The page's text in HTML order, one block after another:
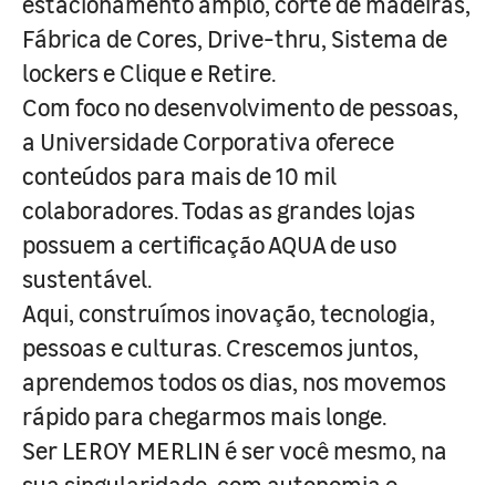
Fábrica de Cores, Drive-thru, Sistema de
lockers e Clique e Retire.
Com foco no desenvolvimento de pessoas,
a Universidade Corporativa oferece
conteúdos para mais de 10 mil
colaboradores. Todas as grandes lojas
possuem a certificação AQUA de uso
sustentável.
Aqui, construímos inovação, tecnologia,
pessoas e culturas. Crescemos juntos,
aprendemos todos os dias, nos movemos
rápido para chegarmos mais longe.
Ser LEROY MERLIN é ser você mesmo, na